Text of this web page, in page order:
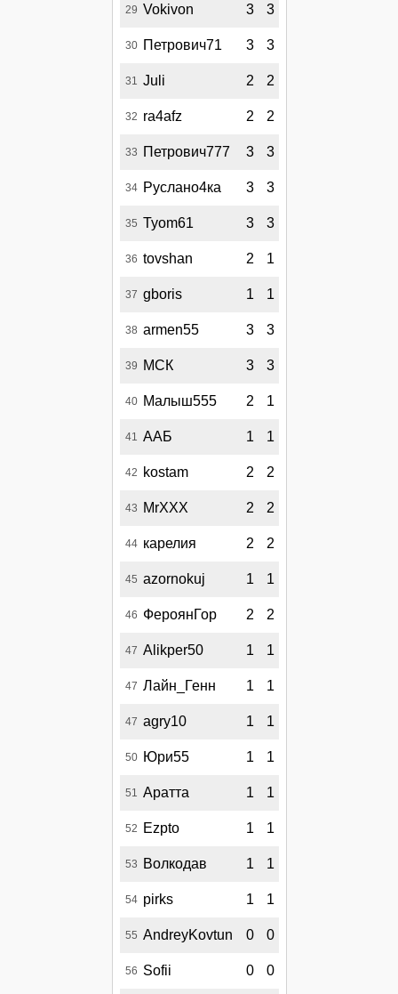
29 Vokivon 3 3
30 Петрович71 3 3
31 Juli 2 2
32 ra4afz 2 2
33 Петрович777 3 3
34 Руслано4ка 3 3
35 Tyom61 3 3
36 tovshan 2 1
37 gboris 1 1
38 armen55 3 3
39 МСК 3 3
40 Малыш555 2 1
41 ААБ 1 1
42 kostam 2 2
43 MrXXX 2 2
44 карелия 2 2
45 azornokuj 1 1
46 ФероянГор 2 2
47 Alikper50 1 1
47 Лайн_Генн 1 1
47 agry10 1 1
50 Юри55 1 1
51 Аратта 1 1
52 Ezpto 1 1
53 Волкодав 1 1
54 pirks 1 1
55 AndreyKovtun 0 0
56 Sofii 0 0